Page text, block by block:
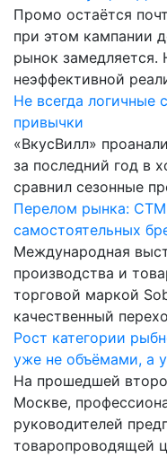
Промо остаётся
при этом кампании
рынок замедляется.
неэффективной
Не всегда логичные
привычки
«ВкусВилл»
за последний год в
сравнил сезонные
Перелом рынка: СТМ
самостоятельных
Международная
производства и
торговой маркой
качественный
Рост категории
уже не объёмами, а
На прошедшей
Москве,
руководителей
товаропроводящей